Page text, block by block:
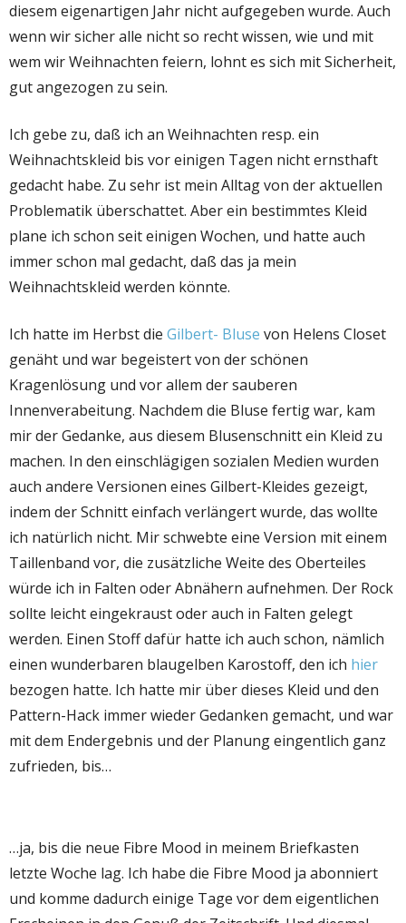
diesem eigenartigen Jahr nicht aufgegeben wurde. Auch
wenn wir sicher alle nicht so recht wissen, wie und mit
wem wir Weihnachten feiern, lohnt es sich mit Sicherheit,
gut angezogen zu sein.
Ich gebe zu, daß ich an Weihnachten resp. ein
Weihnachtskleid bis vor einigen Tagen nicht ernsthaft
gedacht habe. Zu sehr ist mein Alltag von der aktuellen
Problematik überschattet. Aber ein bestimmtes Kleid
plane ich schon seit einigen Wochen, und hatte auch
immer schon mal gedacht, daß das ja mein
Weihnachtskleid werden könnte.
Ich hatte im Herbst die Gilbert- Bluse von Helens Closet
genäht und war begeistert von der schönen
Kragenlösung und vor allem der sauberen
Innenverabeitung. Nachdem die Bluse fertig war, kam
mir der Gedanke, aus diesem Blusenschnitt ein Kleid zu
machen. In den einschlägigen sozialen Medien wurden
auch andere Versionen eines Gilbert-Kleides gezeigt,
indem der Schnitt einfach verlängert wurde, das wollte
ich natürlich nicht. Mir schwebte eine Version mit einem
Taillenband vor, die zusätzliche Weite des Oberteiles
würde ich in Falten oder Abnähern aufnehmen. Der Rock
sollte leicht eingekraust oder auch in Falten gelegt
werden. Einen Stoff dafür hatte ich auch schon, nämlich
einen wunderbaren blaugelben Karostoff, den ich hier
bezogen hatte. Ich hatte mir über dieses Kleid und den
Pattern-Hack immer wieder Gedanken gemacht, und war
mit dem Endergebnis und der Planung eingentlich ganz
zufrieden, bis…
…ja, bis die neue Fibre Mood in meinem Briefkasten
letzte Woche lag. Ich habe die Fibre Mood ja abonniert
und komme dadurch einige Tage vor dem eigentlichen